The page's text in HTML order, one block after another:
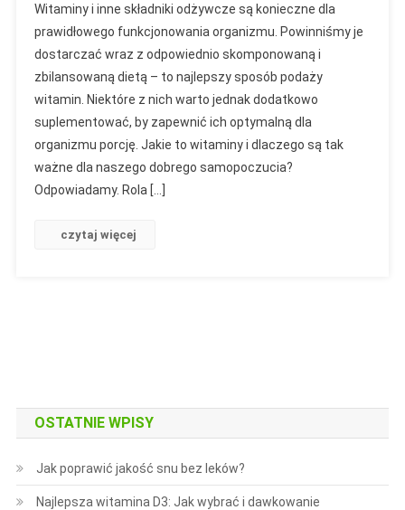
Witaminy i inne składniki odżywcze są konieczne dla
prawidłowego funkcjonowania organizmu. Powinniśmy je
dostarczać wraz z odpowiednio skomponowaną i
zbilansowaną dietą – to najlepszy sposób podaży
witamin. Niektóre z nich warto jednak dodatkowo
suplementować, by zapewnić ich optymalną dla
organizmu porcję. Jakie to witaminy i dlaczego są tak
ważne dla naszego dobrego samopoczucia?
Odpowiadamy. Rola […]
czytaj więcej
OSTATNIE WPISY
Jak poprawić jakość snu bez leków?
Najlepsza witamina D3: Jak wybrać i dawkowanie